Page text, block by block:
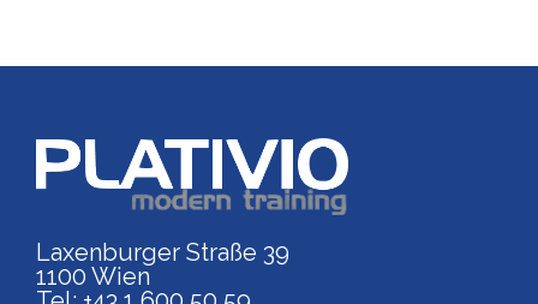
Link zu https://
Laxenburger Straße 39
1100 Wien